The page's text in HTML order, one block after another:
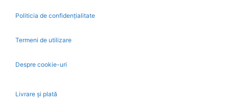
Politicia de confidențialitate
Termeni de utilizare
Despre cookie-uri
Livrare și plată